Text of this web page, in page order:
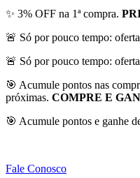
✨ 3% OFF na 1ª compra.
🚨 Só por pouco tempo:
🚨 Só por pouco tempo:
🎯 Acumule pontos nas
próximas. COMPRE E
🎯 Acumule pontos e ganhe
Fale Conosco